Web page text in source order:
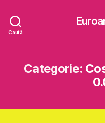
Caută
Categorie: